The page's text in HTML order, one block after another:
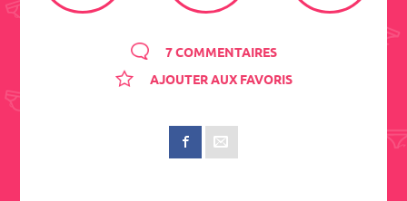
7 COMMENTAIRES
AJOUTER AUX FAVORIS